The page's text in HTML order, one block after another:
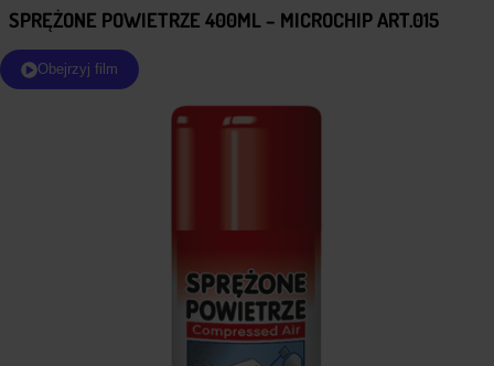
SPRĘŻONE POWIETRZE 400ML – MICROCHIP ART.015
Obejrzyj film